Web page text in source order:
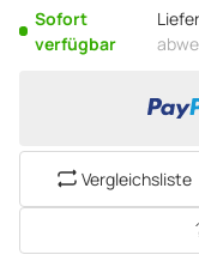
Sofort
verfügbar
Vergleichsliste